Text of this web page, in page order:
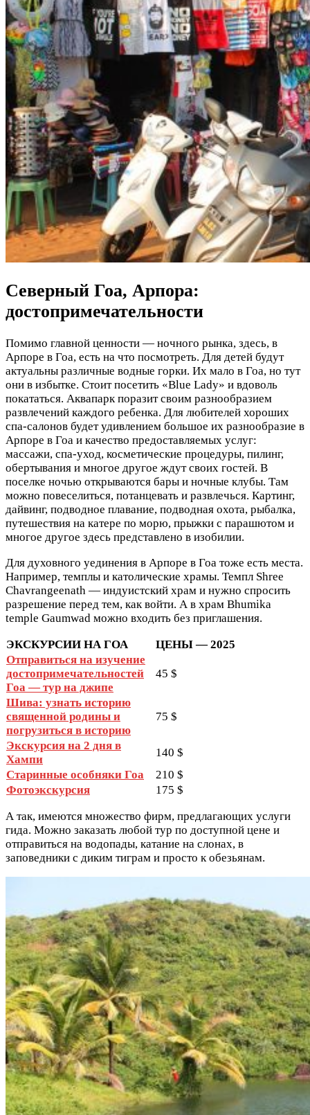
Северный Гоа, Арпора:
достопримечательности
Помимо главной ценности — ночного рынка, здесь, в
Арпоре в Гоа, есть на что посмотреть. Для детей будут
актуальны различные водные горки. Их мало в Гоа, но тут
они в избытке. Стоит посетить «Blue Lady» и вдоволь
покататься. Аквапарк поразит своим разнообразием
развлечений каждого ребенка. Для любителей хороших
спа-салонов будет удивлением большое их разнообразие в
Арпоре в Гоа и качество предоставляемых услуг:
массажи, спа-уход, косметические процедуры, пилинг,
обертывания и многое другое ждут своих гостей. В
поселке ночью открываются бары и ночные клубы. Там
можно повеселиться, потанцевать и развлечься. Картинг,
дайвинг, подводное плавание, подводная охота, рыбалка,
путешествия на катере по морю, прыжки с парашютом и
многое другое здесь представлено в изобилии.
Для духовного уединения в Арпоре в Гоа тоже есть места.
Например, темплы и католические храмы. Темпл Shree
Chavrangeenath — индуистский храм и нужно спросить
разрешение перед тем, как войти. А в храм Bhumika
temple Gaumwad можно входить без приглашения.
ЭКСКУРСИИ НА ГОА
ЦЕНЫ — 2025
Отправиться на изучение
достопримечательностей
Гоа — тур на джипе
45 $
Шива: узнать историю
священной родины и
погрузиться в историю
75 $
Экскурсия на 2 дня в
Хампи
140 $
Старинные особняки Гоа
210 $
Фотоэкскурсия
175 $
А так, имеются множество фирм, предлагающих услуги
гида. Можно заказать любой тур по доступной цене и
отправиться на водопады, катание на слонах, в
заповедники с диким тиграм и просто к обезьянам.